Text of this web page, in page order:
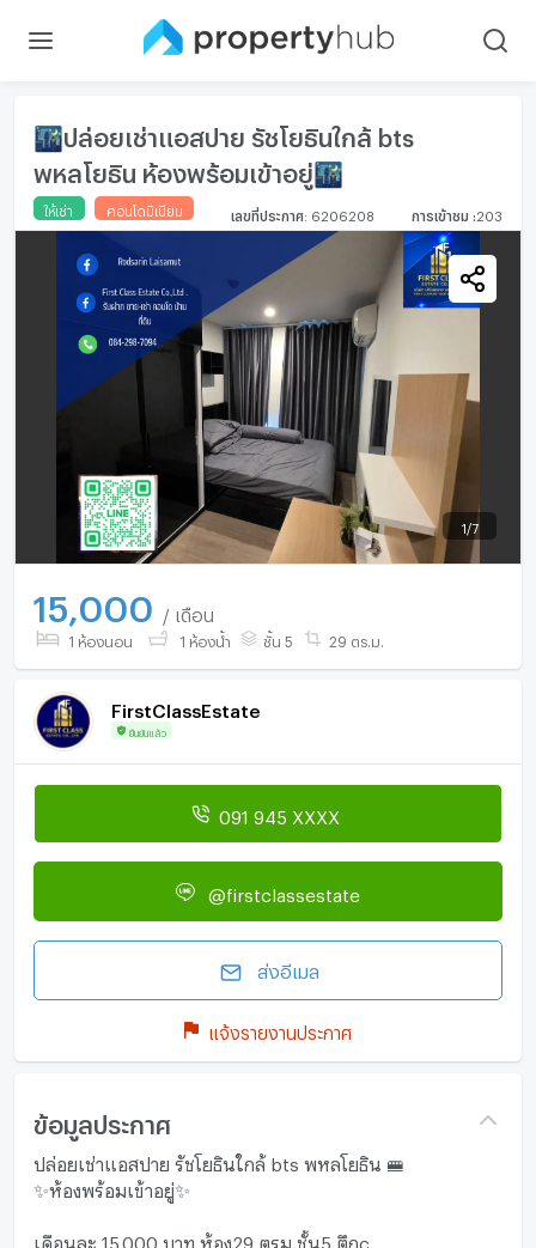
🌃ปล่อยเช่าแอสปาย รัชโยธินใกล้ bts
พหลโยธิน ห้องพร้อมเข้าอยู่🌃
ให้เช่า คอนโดมิเนียม เลขที่ประกาศ 6206208 การเข้าชม 203
1 /7
15,000 / เดือน
1 ห้องนอน 1 ห้องน้ำ ชั้น 5 29 ตร.ม.
FirstClassEstate
ยืนยันแล้ว
091 945 XXXX
@firstclassestate
ส่งอีเมล
แจ้งรายงานประกาศ
ข้อมูลประกาศ
ปล่อยเช่าแอสปาย รัชโยธินใกล้ bts พหลโยธิน 🚝
✨ห้องพร้อมเข้าอยู่✨
เดือนละ 15,000 บาท ห้อง29 ตรม.ชั้น5 ตึกc